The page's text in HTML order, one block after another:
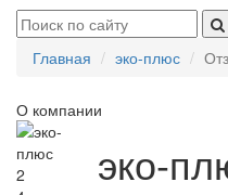
Главная эко-плюс
О компании
2
эко-